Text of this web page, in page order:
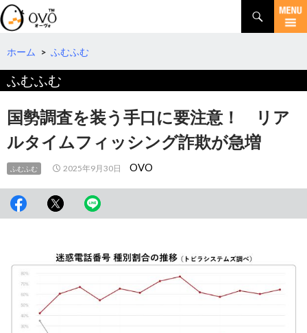
検
索
コ
テ
へ
移
動
ホーム > ふむふむ
ふむふむ
国勢調査を装う手口に要注意！ リア
ルタイムフィッシング詐欺が急増
ふむふむ 2025年9月30日 OVO